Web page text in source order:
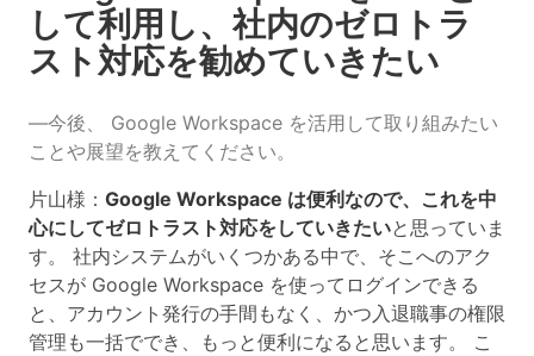
して利用し、社内のゼロトラ
スト対応を勧めていきたい
―今後、 Google Workspace を活用して取り組みたい
ことや展望を教えてください。
片山様： Google Workspace は便利なので、これを中
心にしてゼロトラスト対応をしていきたいと思っていま
す。 社内システムがいくつかある中で、そこへのアク
セスが Google Workspace を使ってログインできる
と、アカウント発行の手間もなく、かつ入退職事の権限
管理も一括ででき、もっと便利になると思います。 こ